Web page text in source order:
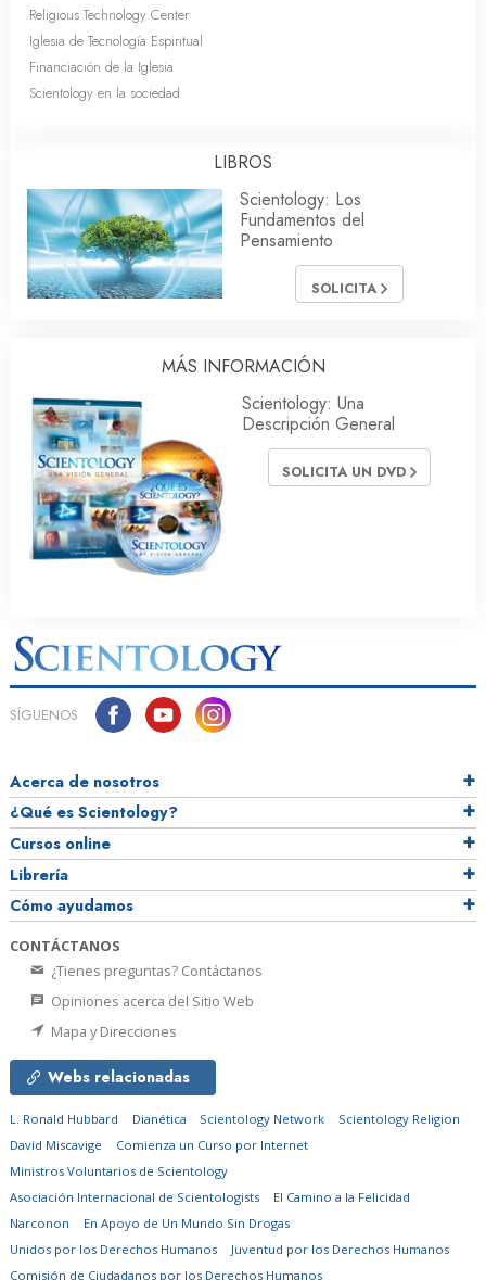
Religious Technology Center
Iglesia de Tecnología Espiritual
Financiación de la Iglesia
Scientology en la sociedad
LIBROS
Scientology: Los
Fundamentos del
Pensamiento
SOLICITA
MÁS INFORMACIÓN
Scientology: Una
Descripción General
SOLICITA UN DVD
SÍGUENOS
Acerca de nosotros
¿Qué es Scientology?
Cursos online
Librería
Cómo ayudamos
CONTÁCTANOS
¿Tienes preguntas? Contáctanos
Opiniones acerca del Sitio Web
Mapa y Direcciones
Webs relacionadas
L. Ronald Hubbard Dianética Scientology Network
Scientology Religion
David Miscavige
Comienza un Curso por Internet
Ministros Voluntarios de Scientology
Asociación Internacional de Scientologists
El Camino a la Felicidad
Narconon
En Apoyo de Un Mundo Sin Drogas
Unidos por los Derechos Humanos
Juventud por los Derechos Humanos
Comisión de Ciudadanos por los Derechos Humanos